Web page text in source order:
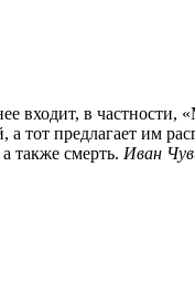
входит, в
предлагает им
также смерть. Иван